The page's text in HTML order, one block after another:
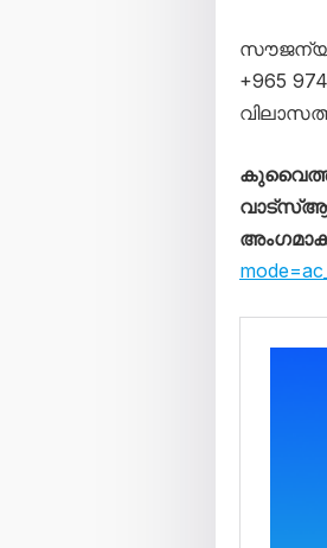
സൗജന്യ
+965